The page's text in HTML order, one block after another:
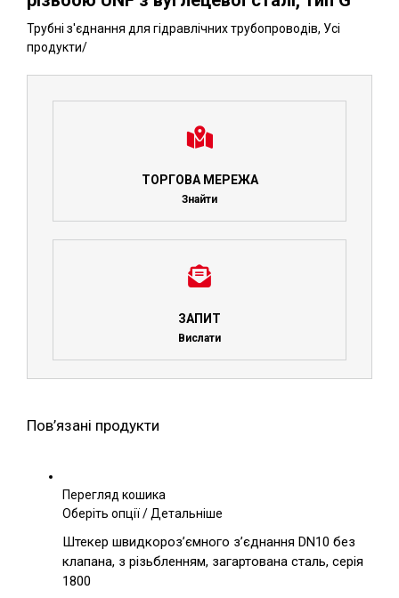
Трубні з'єднання для гідравлічних трубопроводів, Усі
продукти/
ТОРГОВА МЕРЕЖА
Знайти
ЗАПИТ
Вислати
Пов’язані продукти
Перегляд кошика
Оберіть опціїЦей
має
кілька
/Детальніше
Штекер швидкороз’ємного з’єднання DN10 без
клапана, з різьбленням, загартована сталь, серія
1800